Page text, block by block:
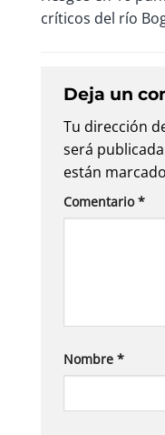
críticos del río
Deja un
Tu dirección
será
están
Comentario*
Nombre *